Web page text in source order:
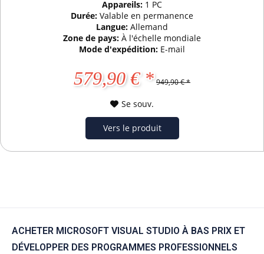
Appareils: 1 PC
Durée: Valable en permanence
Langue: Allemand
Zone de pays: À l'échelle mondiale
Mode d'expédition: E-mail
579,90 € * 949,90 € *
Se souv.
Vers le produit
ACHETER MICROSOFT VISUAL STUDIO À BAS PRIX ET
DÉVELOPPER DES PROGRAMMES PROFESSIONNELS